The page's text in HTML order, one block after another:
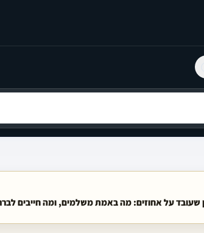
שעובד על אחוזים: מה באמת משלמים, ומה חייבים